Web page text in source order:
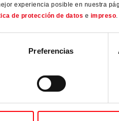
experiencia posible en nuestra
de protección de datos e impreso
Preferencias
Guardar el texto y